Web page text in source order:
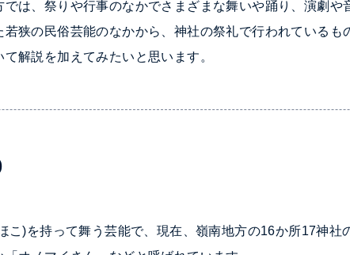
は、祭りや行事のなかでさまざまな舞いや踊り、演劇や
狭の民俗芸能のなかから、神社の祭礼で行われているも
解説を加えてみたいと思います。
こ)を持って舞う芸能で、現在、嶺南地方の16か所17神社